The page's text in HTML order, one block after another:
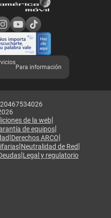
Claro
Para información
20467534026
de la web|
de equipos|
|Derechos ARCO|
|Neutralidad de Red|
|Legal y regulatorio